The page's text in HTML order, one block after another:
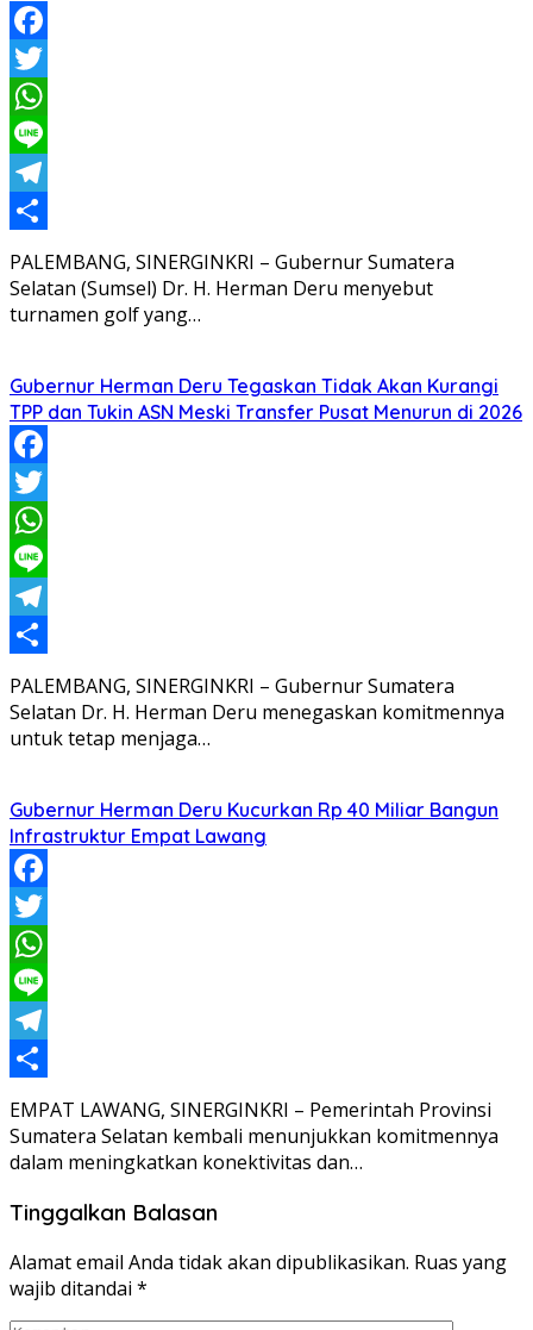
Facebook
Twitter
WhatsApp
Line
Telegram
Share
PALEMBANG, SINERGINKRI – Gubernur Sumatera
Selatan (Sumsel) Dr. H. Herman Deru menyebut
turnamen golf yang…
Gubernur Herman Deru Tegaskan Tidak Akan Kurangi
TPP dan Tukin ASN Meski Transfer Pusat Menurun di 2026
Facebook
Twitter
WhatsApp
Line
Telegram
Share
PALEMBANG, SINERGINKRI – Gubernur Sumatera
Selatan Dr. H. Herman Deru menegaskan komitmennya
untuk tetap menjaga…
Gubernur Herman Deru Kucurkan Rp 40 Miliar Bangun
Infrastruktur Empat Lawang
Facebook
Twitter
WhatsApp
Line
Telegram
Share
EMPAT LAWANG, SINERGINKRI – Pemerintah Provinsi
Sumatera Selatan kembali menunjukkan komitmennya
dalam meningkatkan konektivitas dan…
Tinggalkan Balasan
Alamat email Anda tidak akan dipublikasikan. Ruas yang
wajib ditandai *